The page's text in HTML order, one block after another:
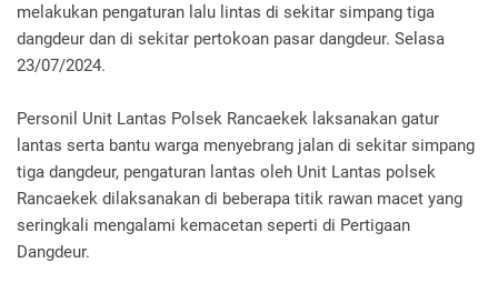
melakukan pengaturan lalu lintas di sekitar simpang tiga
dangdeur dan di sekitar pertokoan pasar dangdeur. Selasa
23/07/2024.
Personil Unit Lantas Polsek Rancaekek laksanakan gatur
lantas serta bantu warga menyebrang jalan di sekitar simpang
tiga dangdeur, pengaturan lantas oleh Unit Lantas polsek
Rancaekek dilaksanakan di beberapa titik rawan macet yang
seringkali mengalami kemacetan seperti di Pertigaan
Dangdeur.